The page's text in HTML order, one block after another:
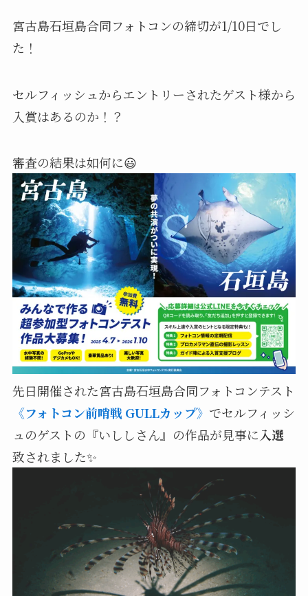
宮古島石垣島合同フォトコンの締切が1/10日でし
た！
セルフィッシュからエントリーされたゲスト様から
入賞はあるのか！？
審査の結果は如何に😃
先日開催された宮古島石垣島合同フォトコンテスト
《フォトコン前哨戦 GULLカップ》 でセルフィッシ
ュのゲストの『いししさん』の作品が見事に入選
致されました✨